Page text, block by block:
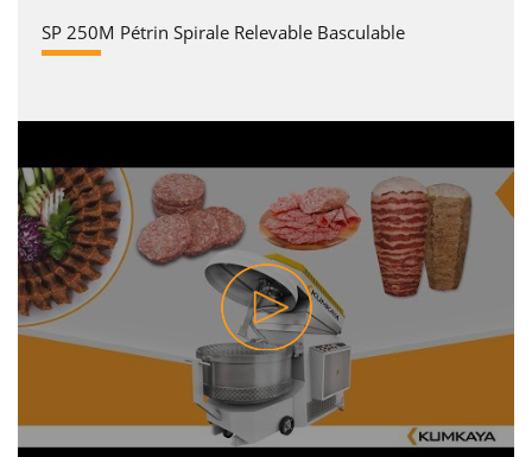
SP 250M Pétrin Spirale Relevable Basculable